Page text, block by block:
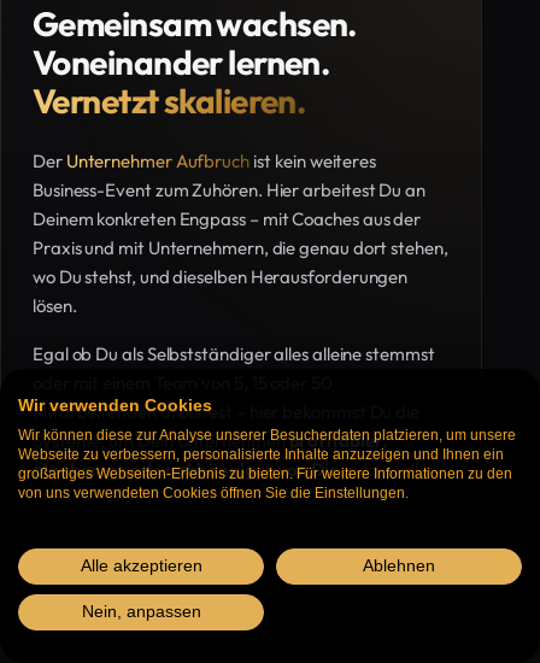
Gemeinsam wachsen.
Voneinander lernen.
Vernetzt skalieren.
Der Unternehmer Aufbruch ist kein weiteres
Business-Event zum Zuhören. Hier arbeitest Du an
Deinem konkreten Engpass – mit Coaches aus der
Praxis und mit Unternehmern, die genau dort stehen,
wo Du stehst, und dieselben Herausforderungen
lösen.
Egal ob Du als Selbstständiger alles alleine stemmst
Mitarbeitenden arbeitest – hier bekommst Du die
Systeme, um Dein Unternehmenprofitabler,
planbarer und unabhängiger von Diraufzustellen.
Wir verwenden Cookies
Wir können diese zur Analyse unserer Besucherdaten platzieren, um unsere
Webseite zu verbessern, personalisierte Inhalte anzuzeigen und Ihnen ein
großartiges Webseiten-Erlebnis zu bieten. Für weitere Informationen zu den
von uns verwendeten Cookies öffnen Sie die Einstellungen.
Alle akzeptieren Ablehnen
Nein, anpassen